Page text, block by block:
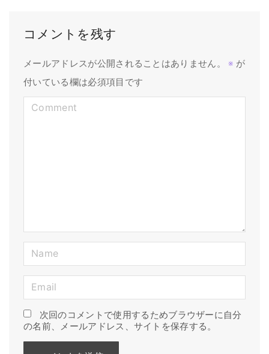
コメントを残す
メールアドレスが公開されることはありません。 ※ が
付いている欄は必須項目です
a
*
m
a
i
次回のコメントで使用するためブラウザーに自分
の名前、メールアドレス、サイトを保存する。